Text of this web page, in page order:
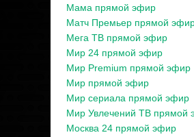
Мама прямой эфир
Матч Премьер прямой
Мега ТВ прямой эфир
Мир 24 прямой эфир
Мир Premium прямой эфир
Мир прямой эфир
Мир сериала прямой эфир
Мир Увлечений ТВ прямой
Москва 24 прямой эфир